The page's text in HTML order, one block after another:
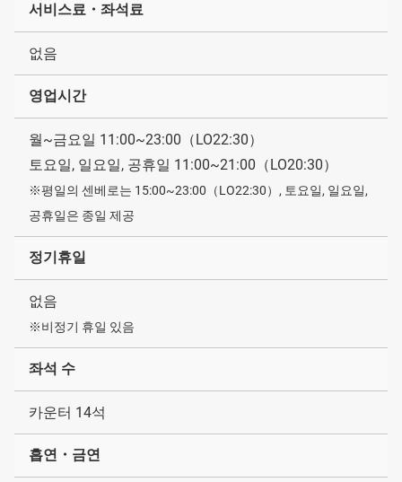
서비스료・좌석료
없음
영업시간
월~금요일 11:00~23:00（LO22:30）
토요일, 일요일, 공휴일 11:00~21:00（LO20:30）
※평일의 센베로는 15:00~23:00（LO22:30）, 토요일, 일요일,
공휴일은 종일 제공
정기휴일
없음
※비정기 휴일 있음
좌석 수
카운터 14석
흡연・금연